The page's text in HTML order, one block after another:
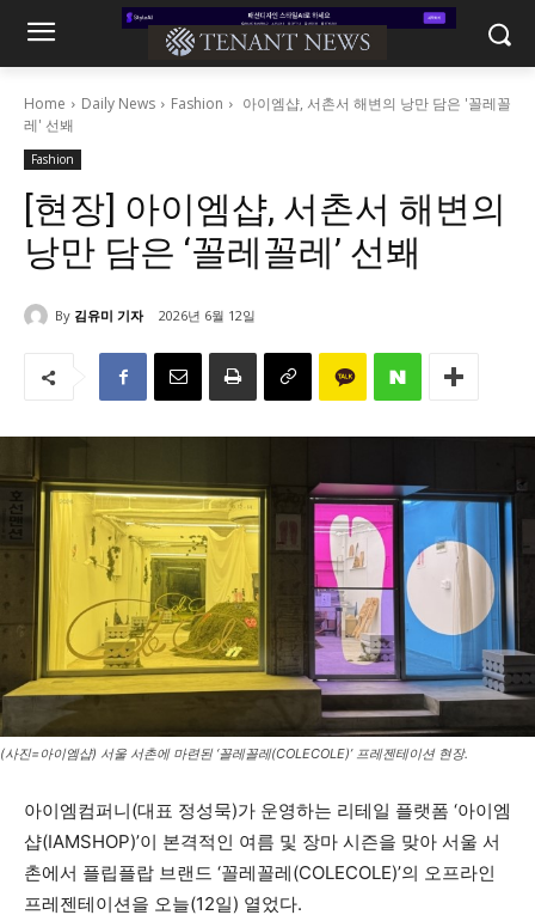
Home Daily News Fashion
아이엠샵, 서촌서 해변의 낭만 담은 '꼴레꼴
레' 선봬
Fashion
[현장] 아이엠샵, 서촌서 해변의
낭만 담은 ‘꼴레꼴레’ 선봬
By 김유미 기자 2026년 6월 12일
(사진=아이엠샵) 서울 서촌에 마련된 ‘꼴레꼴레(COLECOLE)’ 프레젠테이션 현장.
아이엠컴퍼니(대표 정성묵)가 운영하는 리테일 플랫폼 ‘아이엠
샵(IAMSHOP)’이 본격적인 여름 및 장마 시즌을 맞아 서울 서
촌에서 플립플랍 브랜드 ‘꼴레꼴레(COLECOLE)’의 오프라인
프레젠테이션을 오늘(12일) 열었다.